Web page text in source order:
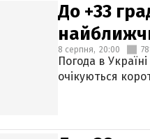
До +33
8 серпня, 20:00
Погода в
очікуються